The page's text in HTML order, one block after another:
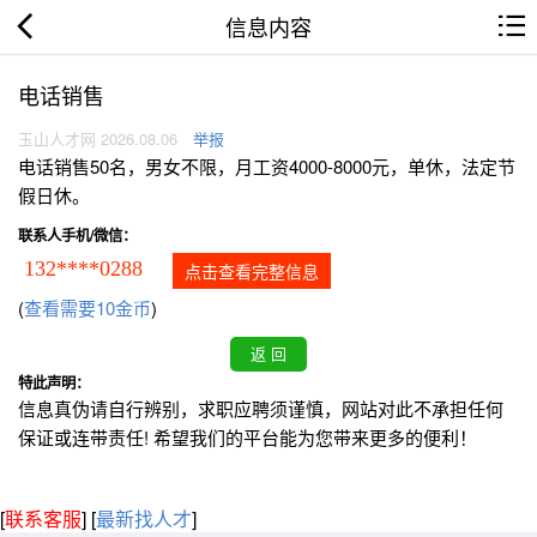
信息内容
电话销售
玉山人才网 2026.08.06 举报
电话销售50名，男女不限，月工资4000-8000元，单休，法定节
假日休。
联系人手机/微信：
132****0288 点击查看完整信息
(查看需要10金币)
特此声明：
信息真伪请自行辨别，求职应聘须谨慎，网站对此不承担任何
保证或连带责任! 希望我们的平台能为您带来更多的便利！
[联系客服] [最新找人才]